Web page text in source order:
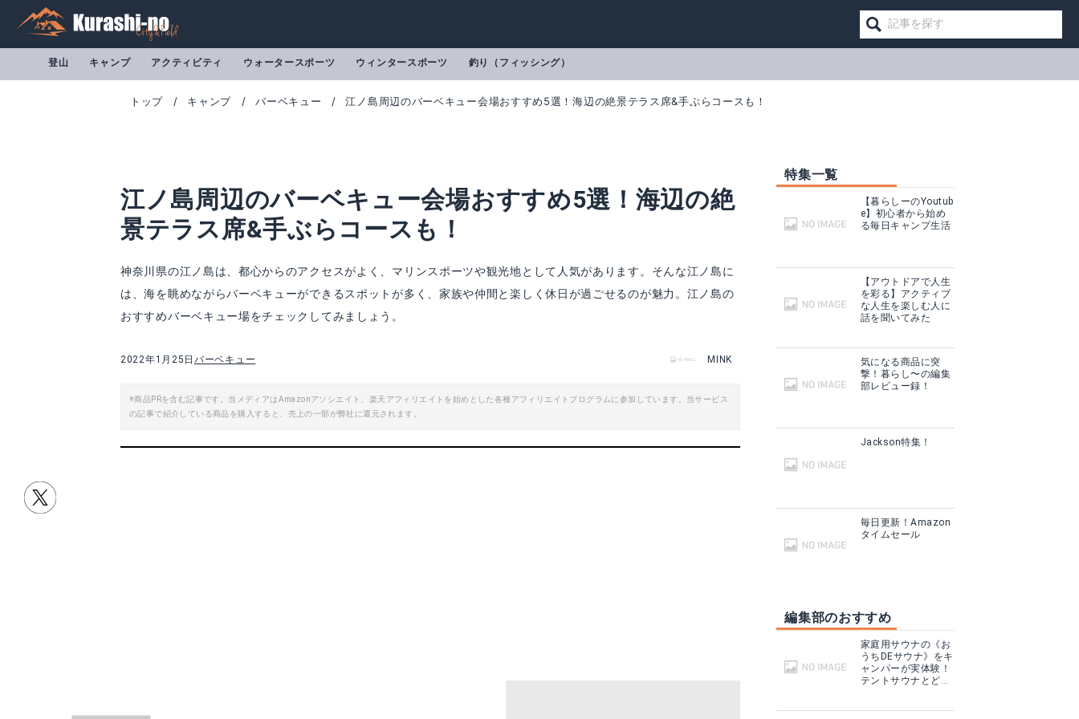
登山 キャンプ アクティビティ ウォータースポーツ ウィンタースポーツ 釣り（フィッシング）
トップ キャンプ バーベキュー 江ノ島周辺のバーベキュー会場おすすめ5選！海辺の絶景テラス席&手ぶらコースも！
江ノ島周辺のバーベキュー会場おすすめ5選！海辺の絶
景テラス席&手ぶらコースも！
神奈川県の江ノ島は、都心からのアクセスがよく、マリンスポーツや観光地として人気があります。そんな江ノ島に
は、海を眺めながらバーベキューができるスポットが多く、家族や仲間と楽しく休日が過ごせるのが魅力。江ノ島の
おすすめバーベキュー場をチェックしてみましょう。
2022年1月25日 バーベキュー MINK
※商品PRを含む記事です。当メディアはAmazonアソシエイト、楽天アフィリエイトを始めとした各種アフィリエイトプログラムに参加しています。当サービス
の記事で紹介している商品を購入すると、売上の一部が弊社に還元されます。
特集一覧
【暮らしーのYoutub
e】初心者から始め
る毎日キャンプ生活
【アウトドアで人生
を彩る】アクティブ
な人生を楽しむ人に
話を聞いてみた
気になる商品に突
撃！暮らし〜の編集
部レビュー録！
Jackson特集！
毎日更新！Amazon
タイムセール
編集部のおすすめ
家庭用サウナの《お
うちDEサウナ》をキ
ャンパーが実体験！
テントサウナとどこ